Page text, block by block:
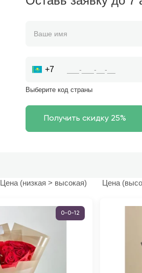
+7
Выберите код страны
Цена (низкая > высокая) Цена
0-0-12